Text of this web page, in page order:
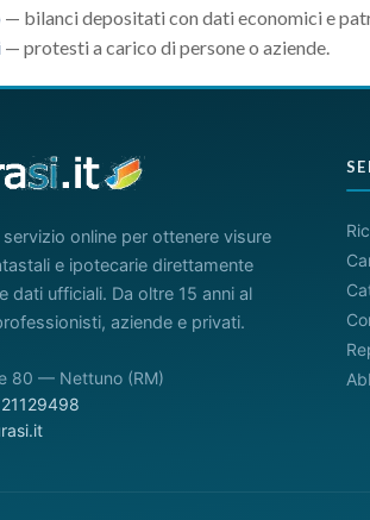
— bilanci depositati con dati economici e
— protesti a carico di persone o aziende.
servizio online per ottenere visure
e ipotecarie direttamente
dati ufficiali. Da oltre 15 anni al
aziende e privati.
80 — Nettuno (RM)